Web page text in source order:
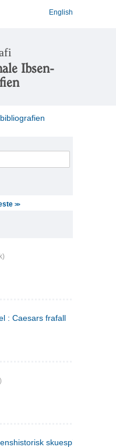
English
Ibsen-
>>
: Caesars frafall
skuespil